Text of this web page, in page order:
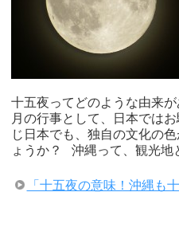
十五夜ってどのような由来
月の行事として、日本では
じ日本でも、独自の文化の
ょうか？ 沖縄って、観光地
「十五夜の意味！沖縄も